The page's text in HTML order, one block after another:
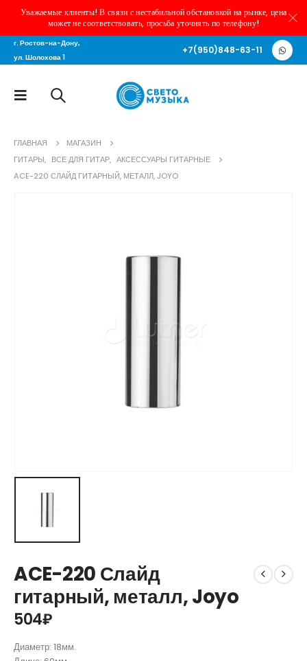
Уважаемые клиенты! В связи с нестабильной обстановкой на рынке, цена
может не соответствовать, просьба уточнять по телефону!
г. Ростов-на-Дону,
ул. Шолохова 1
+7(950)848-63-11
ГЛАВНАЯ
МАГАЗИН
ГИТАРЫ, ВСЕ ДЛЯ ГИТАР, АКСЕССУАРЫ ГИТАРНЫЕ
ACE-220 СЛАЙД ГИТАРНЫЙ, МЕТАЛЛ, JOYO
ACE-220 Слайд
гитарный, металл, Joyo
504₽
Диаметр: 18мм.